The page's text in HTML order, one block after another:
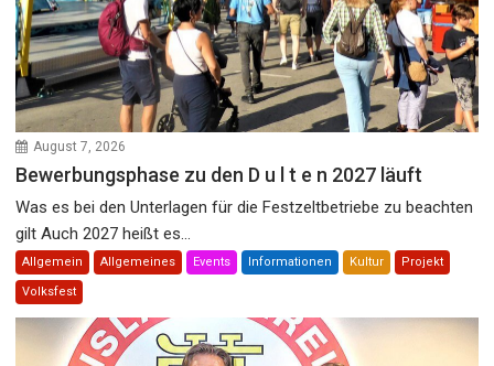
August 7, 2026
Bewerbungsphase zu den D u l t e n 2027 läuft
Was es bei den Unterlagen für die Festzeltbetriebe zu beachten
gilt Auch 2027 heißt es...
Allgemein Allgemeines Events Informationen Kultur Projekt
Volksfest